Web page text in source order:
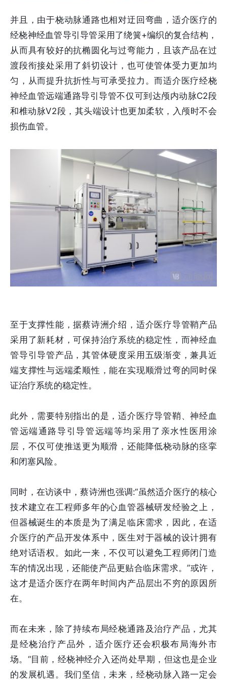
并且，由于桡动脉通路也相对迂回弯曲，适介医疗的
经桡神经血管导引导管采用了绕簧+编织的复合结构，
从而具有较好的抗椭圆化与过弯能力，且该产品在过
渡段衔接处采用了斜切设计，也可使管体受力更加均
匀，从而提升抗折性与可承受拉力。而适介医疗经桡
神经血管远端通路导引导管不仅可到达颅内动脉C2段
和椎动脉V2段，其头端设计也更加柔软，入颅时不会
损伤血管。
至于支撑性能，据蔡诗洲介绍，适介医疗导管鞘产品
采用了新耗材，可保持治疗系统的稳定性，而神经血
管导引导管产品，其管体硬度采用五级渐变，兼具近
端支撑性与远端柔顺性，能在实现顺滑过弯的同时保
证治疗系统的稳定性。
此外，需要特别指出的是，适介医疗导管鞘、神经血
管远端通路导引导管远端等均采用了亲水性医用涂
层，不仅可使推送更为顺滑，还能降低桡动脉的痉挛
和闭塞风险。
同时，在访谈中，蔡诗洲也强调:“虽然适介医疗的核心
技术建立在工程师多年的心血管器械研发经验之上，
但器械诞生的本质是为了满足临床需求，因此，在适
介医疗的产品开发体系中，医生对于器械的设计拥有
绝对话语权。如此一来，不仅可以避免工程师闭门造
车的情况出现，还能使产品更贴合临床需求。”或许，
这才是适介医疗在两年时间内产品层出不穷的原因所
在。
而在未来，除了持续布局经桡通路及治疗产品，尤其
是经桡治疗产品外，适介医疗还会积极布局海外市
场。“目前，经桡神经介入还尚处早期，但这也是企业
的发展机遇。我们坚信，未来，经桡动脉入路一定会